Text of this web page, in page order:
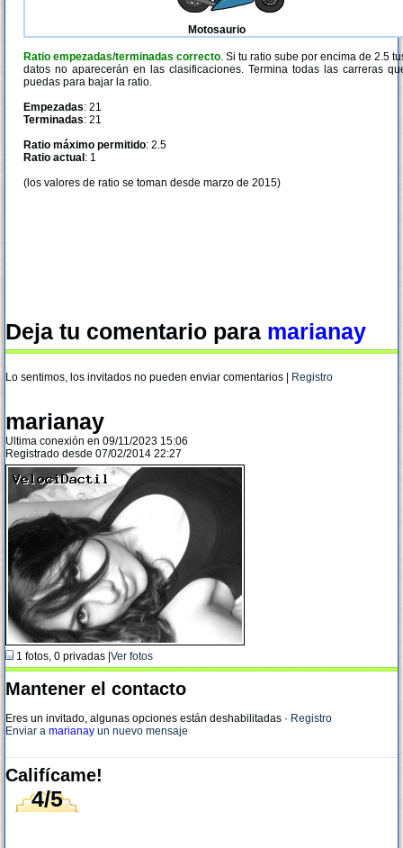
Motosaurio
Ratio empezadas/terminadas correcto. Si tu ratio sube por encima de 2.5
datos no aparecerán en las clasificaciones. Termina todas las carreras
puedas para bajar la ratio.
Empezadas: 21
Terminadas: 21
Ratio máximo permitido: 2.5
Ratio actual : 1
(los valores de ratio se toman desde marzo de 2015)
Deja tu comentario para marianay
Lo sentimos, los invitados no pueden enviar comentarios | Registro
marianay
Ultima conexión en 09/11/2023 15:06
Registrado desde 07/02/2014 22:27
1 fotos, 0 privadas | Ver fotos
Mantener el contacto
Eres un invitado, algunas opciones están deshabilitadas · Registro
Enviar a marianay un nuevo mensaje
Califícame!
4/5